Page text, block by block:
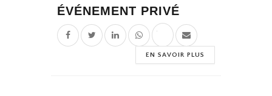
ÉVÉNEMENT PRIVÉ
EN SAVOIR PLUS